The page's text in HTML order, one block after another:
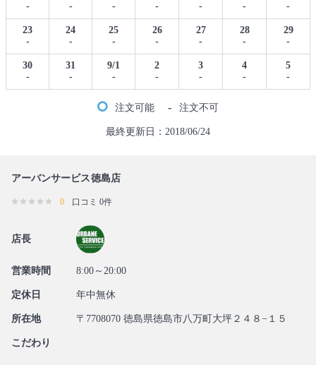
-
-
-
-
-
-
-
23
-
24
-
25
-
26
-
27
-
28
-
29
-
30
-
31
-
9/1
-
2
-
3
-
4
-
5
-
注文可能 - 注文不可
最終更新日：2018/06/24
アーバンサービス徳島店
0 口コミ 0件
店長
営業時間 8:00～20:00
定休日 年中無休
所在地 〒7708070 徳島県徳島市八万町大坪２４８−１５
こだわり